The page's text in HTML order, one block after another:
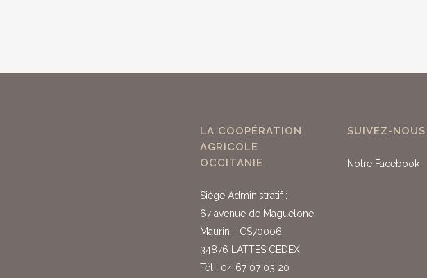
LA COOPÉRATION
AGRICOLE
OCCITANIE
Siège Administratif :
67 avenue de Maguelone
Maurin - CS70006
34876 LATTES CEDEX
Tél : 04 67 07 03 20
SUIVEZ-NOUS
Notre Facebook